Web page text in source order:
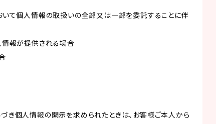
いて個人情報の取扱いの全部又は一部を委託することに伴
情報が提供される場合
き個人情報の開示を求められたときは、お客様ご本人から